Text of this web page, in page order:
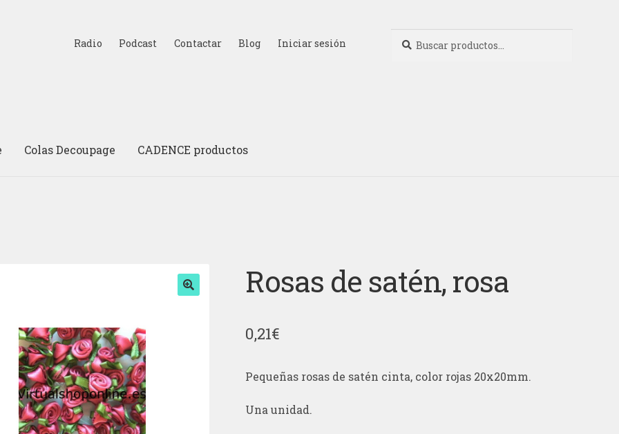
Radio Podcast Contactar Blog Iniciar sesión
por:
Colas Decoupage CADENCE productos
Rosas de satén, rosa
0,21€
Pequeñas rosas de satén cinta, color rojas 20x20mm.
Una unidad.